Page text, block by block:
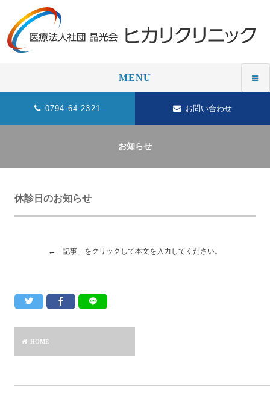
MENU
0794-64-2321 お問い合わせ
お知らせ
休診日のお知らせ
←「記事」をクリックして本文を入力してください。
HOME